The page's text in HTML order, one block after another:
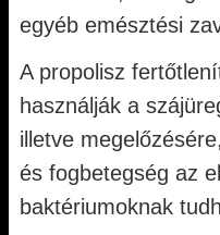
egyéb emésztési
A propolisz
használják a
illetve
és fogbetegség az
baktériumoknak